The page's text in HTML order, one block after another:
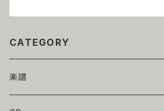
CATEGORY
楽譜